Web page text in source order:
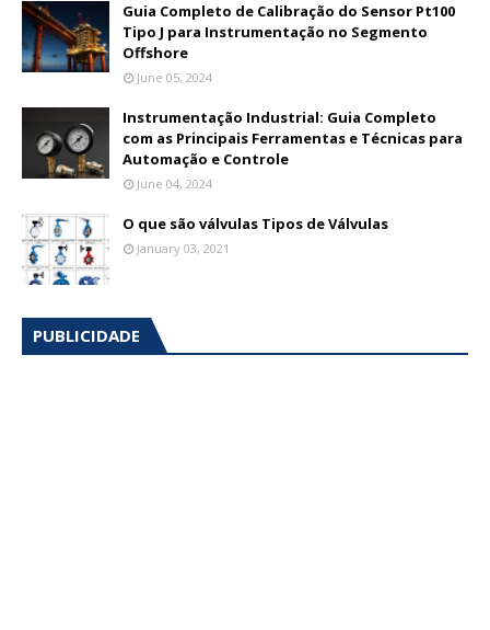
Guia Completo de Calibração do Sensor Pt100
Tipo J para Instrumentação no Segmento
Offshore
June 05, 2024
Instrumentação Industrial: Guia Completo
com as Principais Ferramentas e Técnicas para
Automação e Controle
June 04, 2024
O que são válvulas Tipos de Válvulas
January 03, 2021
PUBLICIDADE